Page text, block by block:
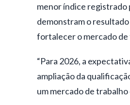
menor índice registrado
demonstram o
fortalecer o mercado de
“Para 2026, a
ampliação da
um mercado de trabalho